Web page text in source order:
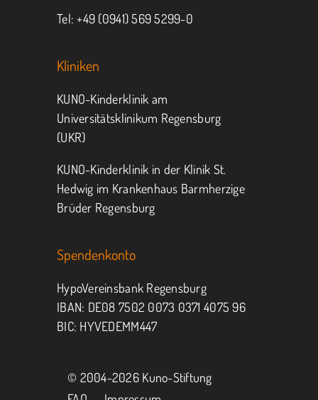
Tel: +49 (0941) 569 5299-0
Kliniken
KUNO-Kinderklinik am
Universitätsklinikum Regensburg
(UKR)
KUNO-Kinderklinik in der Klinik St.
Hedwig im Krankenhaus Barmherzige
Brüder Regensburg
Spendenkonto
HypoVereinsbank Regensburg
IBAN: DE08 7502 0073 0371 4075 96
BIC: HYVEDEMM447
© 2004-2026 Kuno-Stiftung